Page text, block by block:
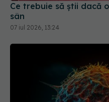
Ce trebuie să știi dacă
sân
07 iul 2026, 13:24